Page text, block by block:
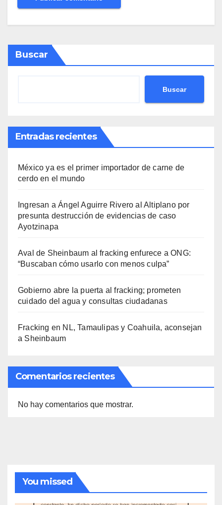
Buscar
Buscar
Entradas recientes
México ya es el primer importador de carne de
cerdo en el mundo
Ingresan a Ángel Aguirre Rivero al Altiplano por
presunta destrucción de evidencias de caso
Ayotzinapa
Aval de Sheinbaum al fracking enfurece a ONG:
“Buscaban cómo usarlo con menos culpa”
Gobierno abre la puerta al fracking; prometen
cuidado del agua y consultas ciudadanas
Fracking en NL, Tamaulipas y Coahuila, aconsejan
a Sheinbaum
Comentarios recientes
No hay comentarios que mostrar.
You missed